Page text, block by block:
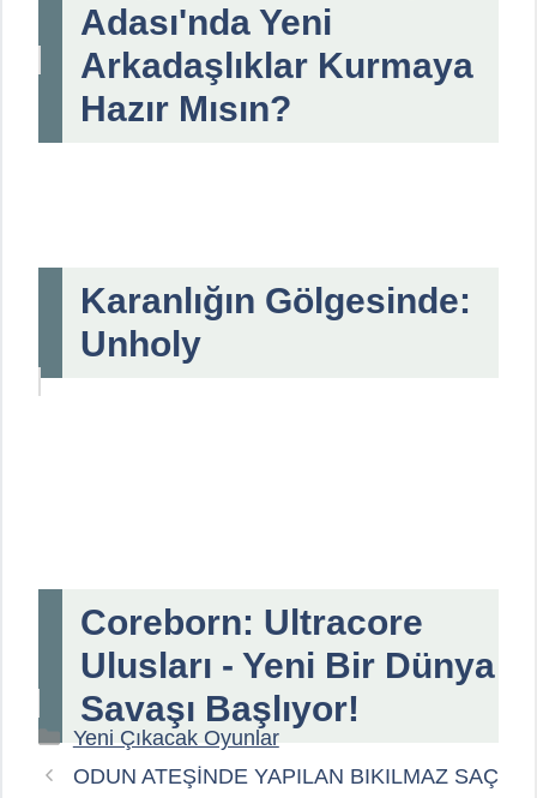
Adası'nda Yeni
Arkadaşlıklar Kurmaya
Hazır Mısın?
Karanlığın Gölgesinde:
Unholy
Coreborn: Ultracore
Ulusları - Yeni Bir Dünya
Savaşı Başlıyor!
Kategoriler
Yeni Çıkacak Oyunlar
ODUN ATEŞİNDE YAPILAN BIKILMAZ SAÇ